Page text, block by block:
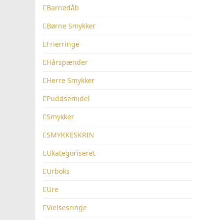
Barnedåb
Børne Smykker
Frierringe
Hårspænder
Herre Smykker
Puddsemidel
Smykker
SMYKKESKRIN
Ukategoriseret
Urboks
Ure
Vielsesringe